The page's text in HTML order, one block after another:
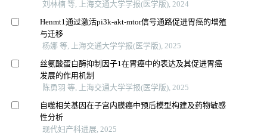
刘林楠 等, 上海交通大学学报(医学版), 2024
Henmt1通过激活pi3k-akt-mtor信号通路促进胃癌的增殖
与迁移
杨娜 等, 上海交通大学学报(医学版), 2025
丝氨酸蛋白酶抑制因子1在胃癌中的表达及其促进胃癌
发展的作用机制
陈勇羽 等, 上海交通大学学报(医学版), 2025
自噬相关基因在子宫内膜癌中预后模型构建及药物敏感
性分析
现代妇产科进展, 2025